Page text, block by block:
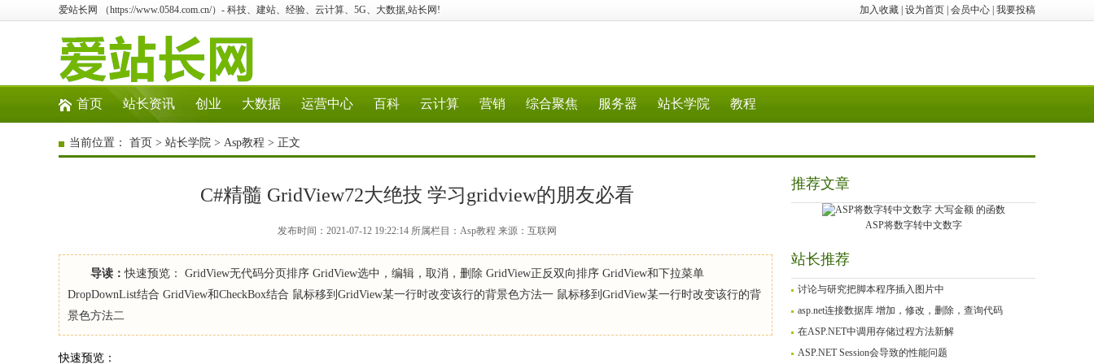
加入收藏 设为首页 会员中心 我要投稿
爱站长网 （https://www.0584.com.cn/）- 科技、建站、经验、云计算、5G、大数据,站长网!
首页 站长资讯 创业 大数据 运营中心 百科 云计算 营销 综合聚焦 服务器 站长学院 教程
当前位置： 首页 > 站长学院 > Asp教程 > 正文
C#精髓 GridView72大绝技 学习gridview的朋友必看
发布时间：2021-07-12 19:22:14 所属栏目：Asp教程 来源：互联网
导读：快速预览： GridView无代码分页排序 GridView选中，编辑，取消，删除 GridView正反双向排序 GridView和下拉菜单
DropDownList结合 GridView和CheckBox结合 鼠标移到GridView某一行时改变该行的背景色方法一 鼠标移到GridView某一行时改变该行的背
景色方法二
快速预览：
推荐文章
ASP将数字转中文数字
站长推荐
讨论与研究把脚本程序插入图片中
asp.net连接数据库 增加，修改，删除，查询代码
在ASP.NET中调用存储过程方法新解
ASP.NET Session会导致的性能问题